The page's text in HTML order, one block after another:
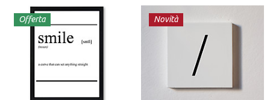
Offerta Novità